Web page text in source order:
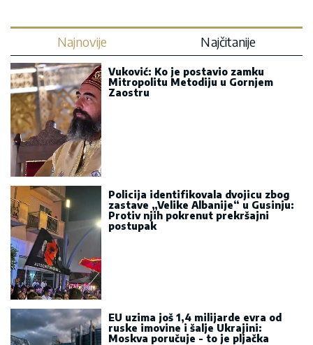
Najnovije Najčitanije
Vuković: Ko je postavio zamku
Mitropolitu Metodiju u Gornjem
Zaostru
Policija identifikovala dvojicu zbog
zastave „Velike Albanije“ u Gusinju:
Protiv njih pokrenut prekršajni
postupak
EU uzima još 1,4 milijarde evra od
ruske imovine i šalje Ukrajini:
Moskva poručuje - to je pljačka